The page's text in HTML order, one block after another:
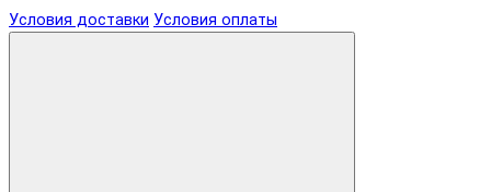
Условия доставки Условия оплаты